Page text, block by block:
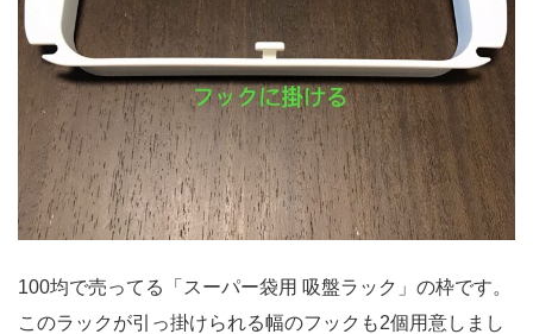
100均で売ってる「スーパー袋用 吸盤ラック」の枠です。
このラックが引っ掛けられる幅のフックも2個用意しまし